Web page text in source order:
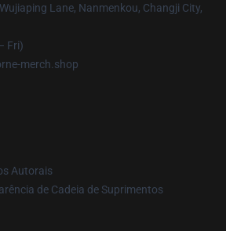
Lane, Nanmenkou, Changji City,
Fri)
merch.shop
Autorais
de Cadeia de Suprimentos